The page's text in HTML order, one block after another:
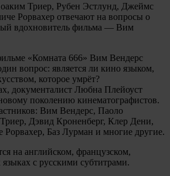
Триер, Рубен Эстлунд, Джеймс
Рорвахер отвечают на вопросы о
вдохновитель фильма — Вим
«Комната 666» Вим Вендерс
вопрос: является ли кино языком,
которое умрёт?
документалист Любна Плейоуст
поколению кинематографистов.
Вим Вендерс, Паоло
Дэвид Кроненберг, Клер Дени,
Баз Лурман и многие другие.
на английском, французском,
с русскими субтитрами.